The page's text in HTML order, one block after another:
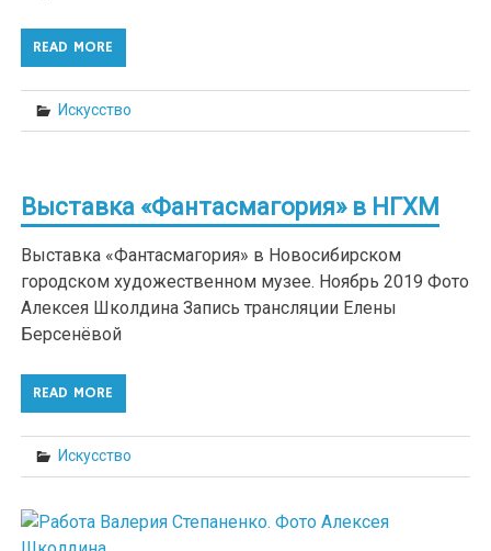
READ MORE
Искусство
Выставка «Фантасмагория» в НГХМ
Выставка «Фантасмагория» в Новосибирском
городском художественном музее. Ноябрь 2019 Фото
Алексея Школдина Запись трансляции Елены
Берсенёвой
READ MORE
Искусство